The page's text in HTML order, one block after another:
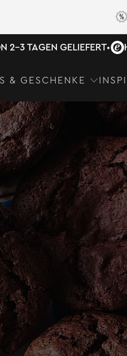
2-3 TAGEN GELIEFERT•
& GESCHENKE